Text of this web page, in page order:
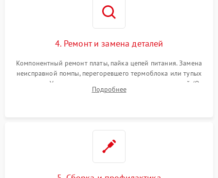
4. Ремонт и замена деталей
Компонентный ремонт платы, пайка цепей питания. Замена
неисправной помпы, перегоревшего термоблока или тупых
жерновов. Установка новых силиконовых уплотнителей (O-
ring) и тефлоновых трубок для надежного устранения
Подробнее